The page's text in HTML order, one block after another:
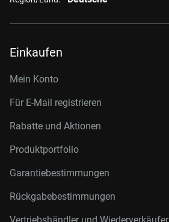
Einkaufen
Mein Konto
Für E-Mail registrieren
Rabatte und Aktionen
Produktportfolio
Garantiebestimmungen
Rückgabebestimmungen